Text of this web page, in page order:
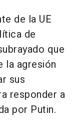
de la UE
de
que
la agresión
sus
responder a
por Putin.